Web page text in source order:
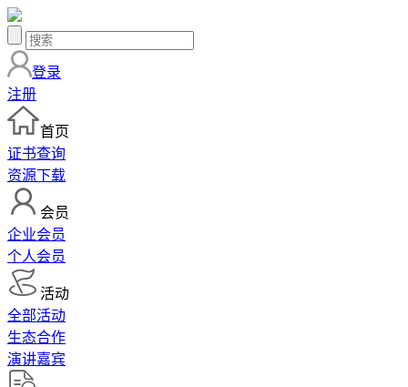
登录
注册
首页
证书查询
资源下载
会员
企业会员
个人会员
活动
全部活动
生态合作
演讲嘉宾